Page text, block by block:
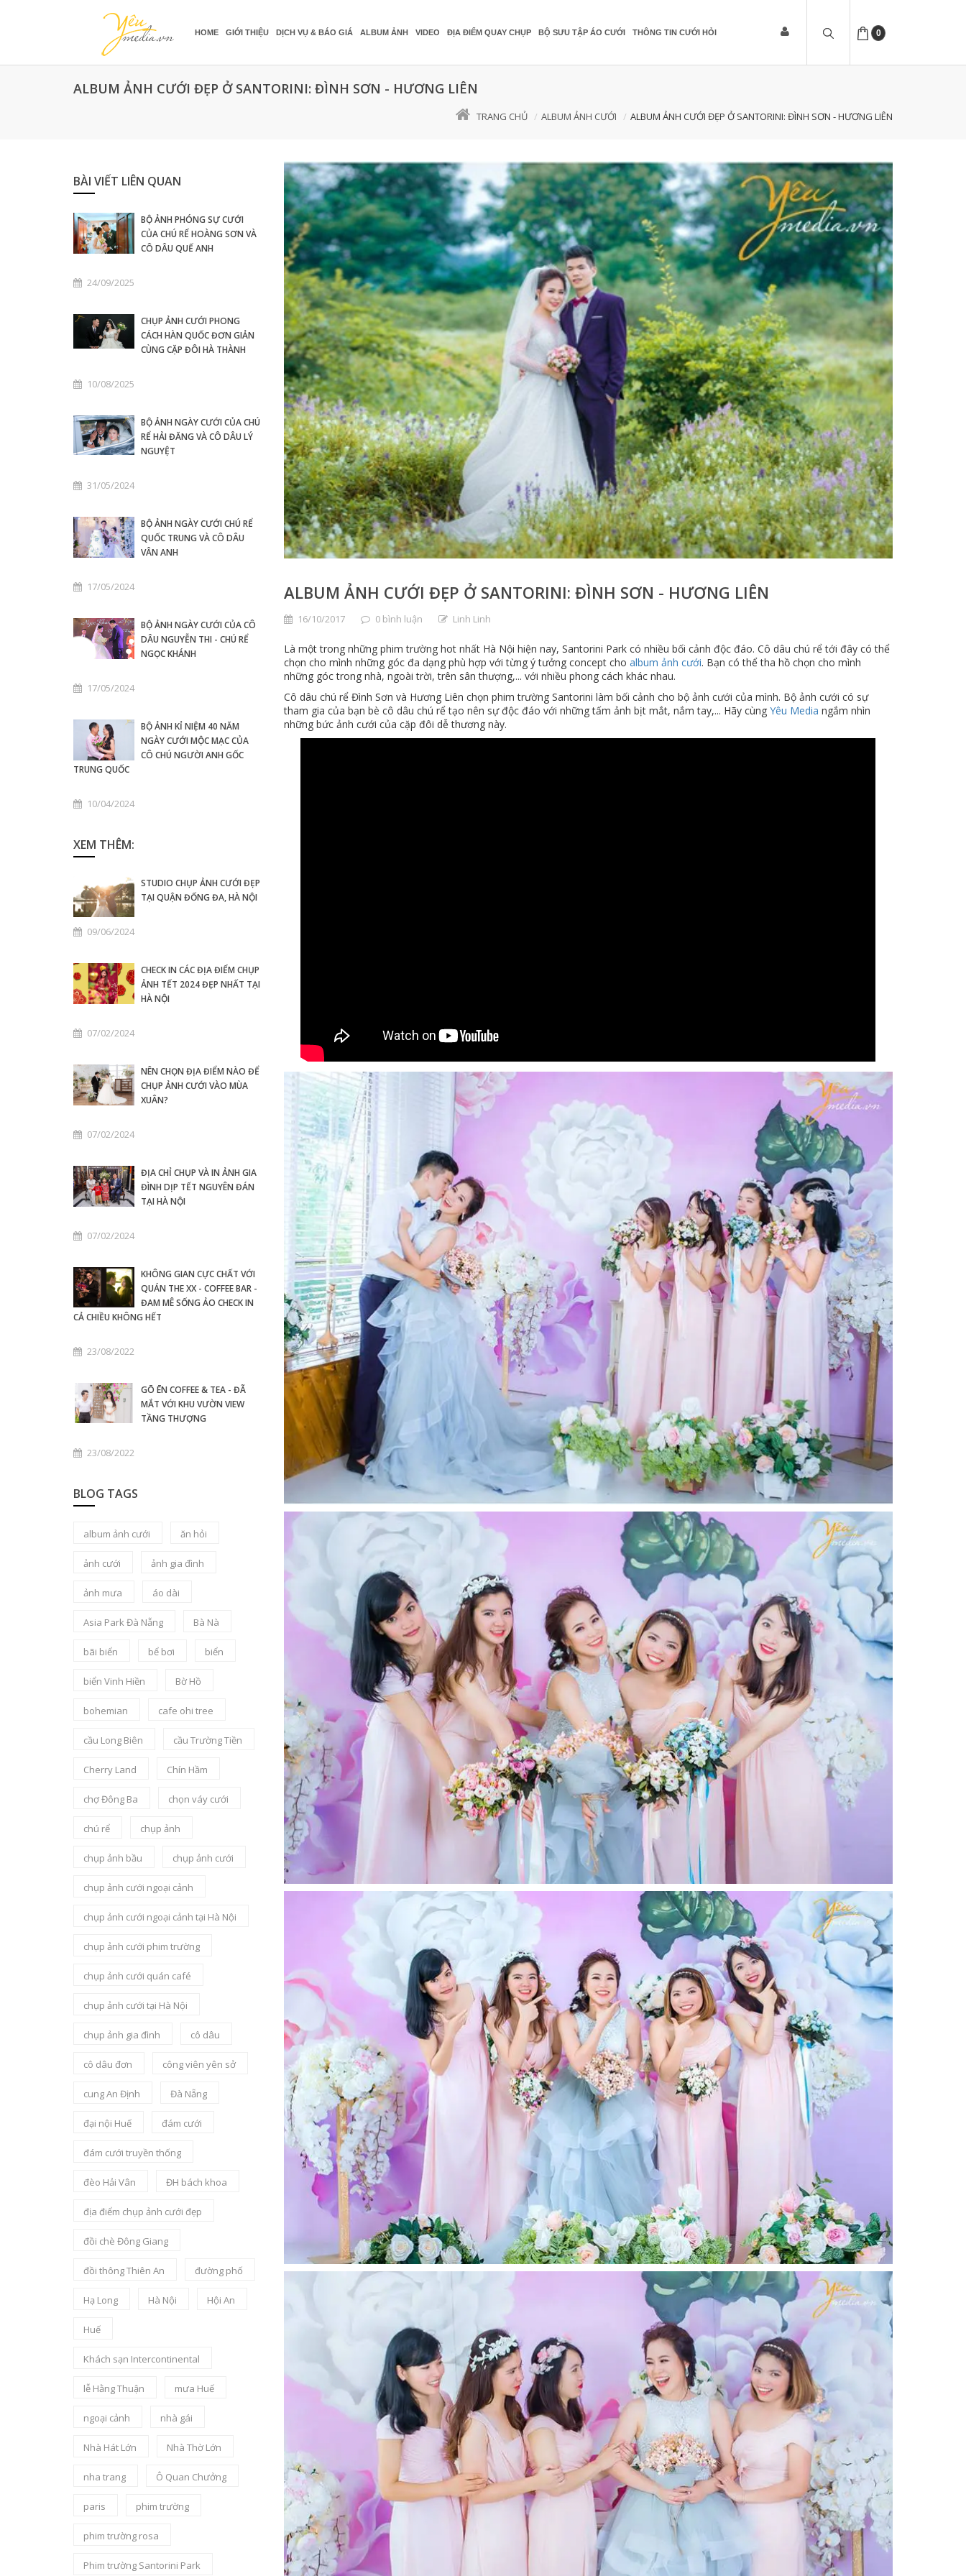
0
HOME GIỚI THIỆU DỊCH VỤ & BÁO GIÁ ALBUM ẢNH VIDEO ĐỊA ĐIỂM QUAY CHỤP BỘ SƯU TẬP ÁO CƯỚI THÔNG TIN CƯỚI HỎI
ALBUM ẢNH CƯỚI ĐẸP Ở SANTORINI: ĐÌNH SƠN - HƯƠNG LIÊN
TRANG CHỦ ALBUM ẢNH CƯỚI ALBUM ẢNH CƯỚI ĐẸP Ở SANTORINI: ĐÌNH SƠN - HƯƠNG LIÊN
BÀI VIẾT LIÊN QUAN
BỘ ẢNH PHÓNG SỰ CƯỚI
CỦA CHÚ RỂ HOÀNG SƠN VÀ
CÔ DÂU QUẾ ANH
24/09/2025
CHỤP ẢNH CƯỚI PHONG
CÁCH HÀN QUỐC ĐƠN GIẢN
CÙNG CẶP ĐÔI HÀ THÀNH
10/08/2025
BỘ ẢNH NGÀY CƯỚI CỦA CHÚ
RỂ HẢI ĐĂNG VÀ CÔ DÂU LÝ
NGUYỆT
31/05/2024
BỘ ẢNH NGÀY CƯỚI CHÚ RỂ
QUỐC TRUNG VÀ CÔ DÂU
VÂN ANH
17/05/2024
BỘ ẢNH NGÀY CƯỚI CỦA CÔ
DÂU NGUYỄN THI - CHÚ RỂ
NGỌC KHÁNH
17/05/2024
BỘ ẢNH KỈ NIỆM 40 NĂM
NGÀY CƯỚI MỘC MẠC CỦA
CÔ CHÚ NGƯỜI ANH GỐC
TRUNG QUỐC
10/04/2024
XEM THÊM:
STUDIO CHỤP ẢNH CƯỚI ĐẸP
TẠI QUẬN ĐỐNG ĐA, HÀ NỘI
09/06/2024
CHECK IN CÁC ĐỊA ĐIỂM CHỤP
ẢNH TẾT 2024 ĐẸP NHẤT TẠI
HÀ NỘI
07/02/2024
NÊN CHỌN ĐỊA ĐIỂM NÀO ĐỂ
CHỤP ẢNH CƯỚI VÀO MÙA
XUÂN?
07/02/2024
ĐỊA CHỈ CHỤP VÀ IN ẢNH GIA
ĐÌNH DỊP TẾT NGUYÊN ĐÁN
TẠI HÀ NỘI
07/02/2024
KHÔNG GIAN CỰC CHẤT VỚI
QUÁN THE XX - COFFEE BAR -
ĐAM MÊ SỐNG ẢO CHECK IN
CẢ CHIỀU KHÔNG HẾT
23/08/2022
GŌ ĒN COFFEE & TEA - ĐÃ
MẮT VỚI KHU VƯỜN VIEW
TẦNG THƯỢNG
23/08/2022
BLOG TAGS
album ảnh cưới ăn hỏi
ảnh cưới ảnh gia đình
ảnh mưa áo dài
Asia Park Đà Nẵng Bà Nà
bãi biển bể bơi biển
biển Vinh Hiền Bờ Hồ
bohemian cafe ohi tree
cầu Long Biên cầu Trường Tiền
Cherry Land Chín Hầm
chợ Đông Ba chọn váy cưới
chú rể chụp ảnh
chụp ảnh bầu chụp ảnh cưới
chụp ảnh cưới ngoại cảnh
chụp ảnh cưới ngoại cảnh tại Hà Nội
chụp ảnh cưới phim trường
chụp ảnh cưới quán café
chụp ảnh cưới tại Hà Nội
chụp ảnh gia đình cô dâu
cô dâu đơn công viên yên sở
cung An Định Đà Nẵng
đại nội Huế đám cưới
đám cưới truyền thống
đèo Hải Vân ĐH bách khoa
địa điểm chụp ảnh cưới đẹp
đồi chè Đông Giang
đồi thông Thiên An đường phố
Hạ Long Hà Nội Hội An
Huế
Khách sạn Intercontinental
lễ Hằng Thuận mưa Huế
ngoại cảnh nhà gái
Nhà Hát Lớn Nhà Thờ Lớn
nha trang Ô Quan Chưởng
paris phim trường
phim trường rosa
Phim trường Santorini Park
ALBUM ẢNH CƯỚI ĐẸP Ở SANTORINI: ĐÌNH SƠN - HƯƠNG LIÊN
16/10/2017 0 bình luận Linh Linh
Là một trong những phim trường hot nhất Hà Nội hiện nay, Santorini Park có nhiều bối cảnh độc đáo. Cô dâu chú rể tới đây có thể
chọn cho mình những góc đa dạng phù hợp với từng ý tưởng concept cho album ảnh cưới. Bạn có thể tha hồ chọn cho mình
những góc trong nhà, ngoài trời, trên sân thượng,... với nhiều phong cách khác nhau.
Cô dâu chú rể Đình Sơn và Hương Liên chọn phim trường Santorini làm bối cảnh cho bộ ảnh cưới của mình. Bộ ảnh cưới có sự
tham gia của bạn bè cô dâu chú rể tạo nên sự độc đáo với những tấm ảnh bịt mắt, nắm tay,... Hãy cùng Yêu Media ngắm nhìn
những bức ảnh cưới của cặp đôi dễ thương này.